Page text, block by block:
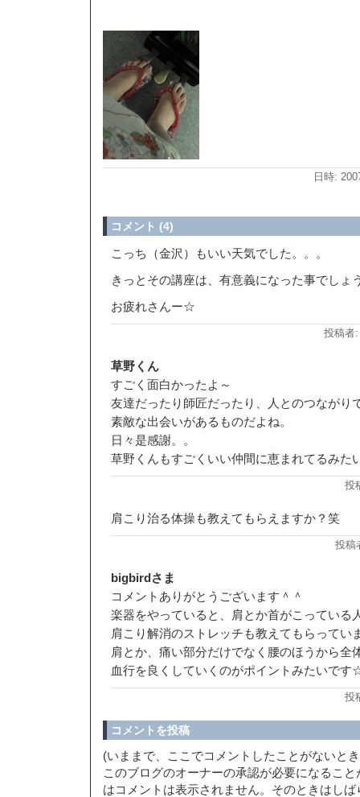
日時:
コメント (4)
こっち（金沢）もいい天気でした。。。
きっとその講座は、有意義になった事でしょ
お疲れさんー☆
投稿者
草野くん
すごく面白かったよ～
友達だったり師匠だったり、人とのつながり
素敵な出会いがあるものだよね。
日々是感謝。。
草野くんもすごくいい仲間に恵まれてるみた
投
肩こり治る体操も教えてもらえますか？笑
投稿
bigbirdさま
コメントありがとうございます＾＾
楽器をやっていると、肩とか首がこっている
肩こり解消のストレッチも教えてもらってい
肩とか、痛い部分だけでなく腰のほうから全
血行を良くしていくのがポイントみたいです
投
コメントを投稿
(いままで、ここでコメントしたことがないと
このブログのオーナーの承認が必要になるこ
はコメントは表示されません。そのときはし